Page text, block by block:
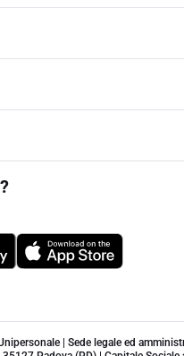
| Sede legale ed